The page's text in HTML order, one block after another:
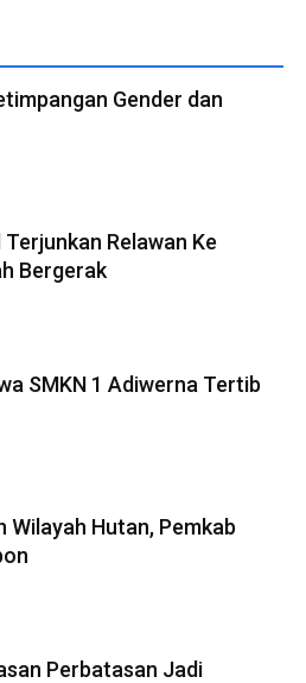
Gender dan
Relawan Ke
Bergerak
SMKN 1 Adiwerna Tertib
Wilayah Hutan, Pemkab
Perbatasan Jadi